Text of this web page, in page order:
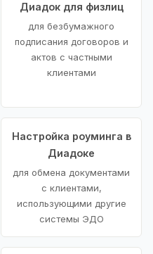
Диадок для физлиц
для безбумажного
подписания договоров и
актов с частными
клиентами
Настройка роуминга в
Диадоке
для обмена документами
с клиентами,
использующими другие
системы ЭДО